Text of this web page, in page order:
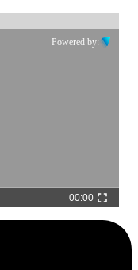
Powered by:
00:00